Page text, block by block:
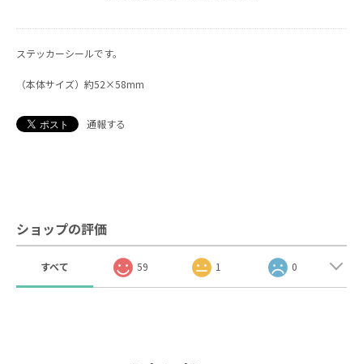
ステッカーシールです。
（本体サイズ）約52×58mm
通報する
ショップの評価
すべて 59 1 0